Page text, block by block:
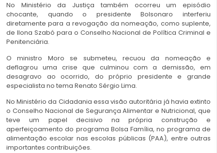
No Ministério da Justiça também ocorreu um episódio
chocante, quando o presidente Bolsonaro interferiu
diretamente para a revogação da nomeação, como suplente,
de Ilona Szabó para o Conselho Nacional de Política Criminal e
Penitenciária.
O ministro Moro se submeteu, recuou da nomeação e
deflagrou uma crise que culminou com a demissão, em
desagravo ao ocorrido, do próprio presidente e grande
especialista no tema Renato Sérgio Lima.
No Ministério da Cidadania essa visão autoritária já havia extinto
o Conselho Nacional de Segurança Alimentar e Nutricional, que
teve um papel decisivo na própria construção e
aperfeiçoamento do programa Bolsa Família, no programa de
alimentação escolar nas escolas públicas (PAA), entre outras
importantes contribuições.